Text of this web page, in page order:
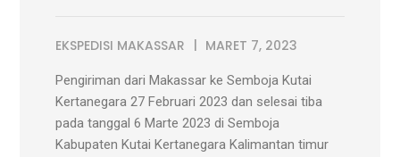
EKSPEDISI MAKASSAR MARET 7, 2023
Pengiriman dari Makassar ke Semboja Kutai
Kertanegara 27 Februari 2023 dan selesai tiba
pada tanggal 6 Marte 2023 di Semboja
Kabupaten Kutai Kertanegara Kalimantan timur